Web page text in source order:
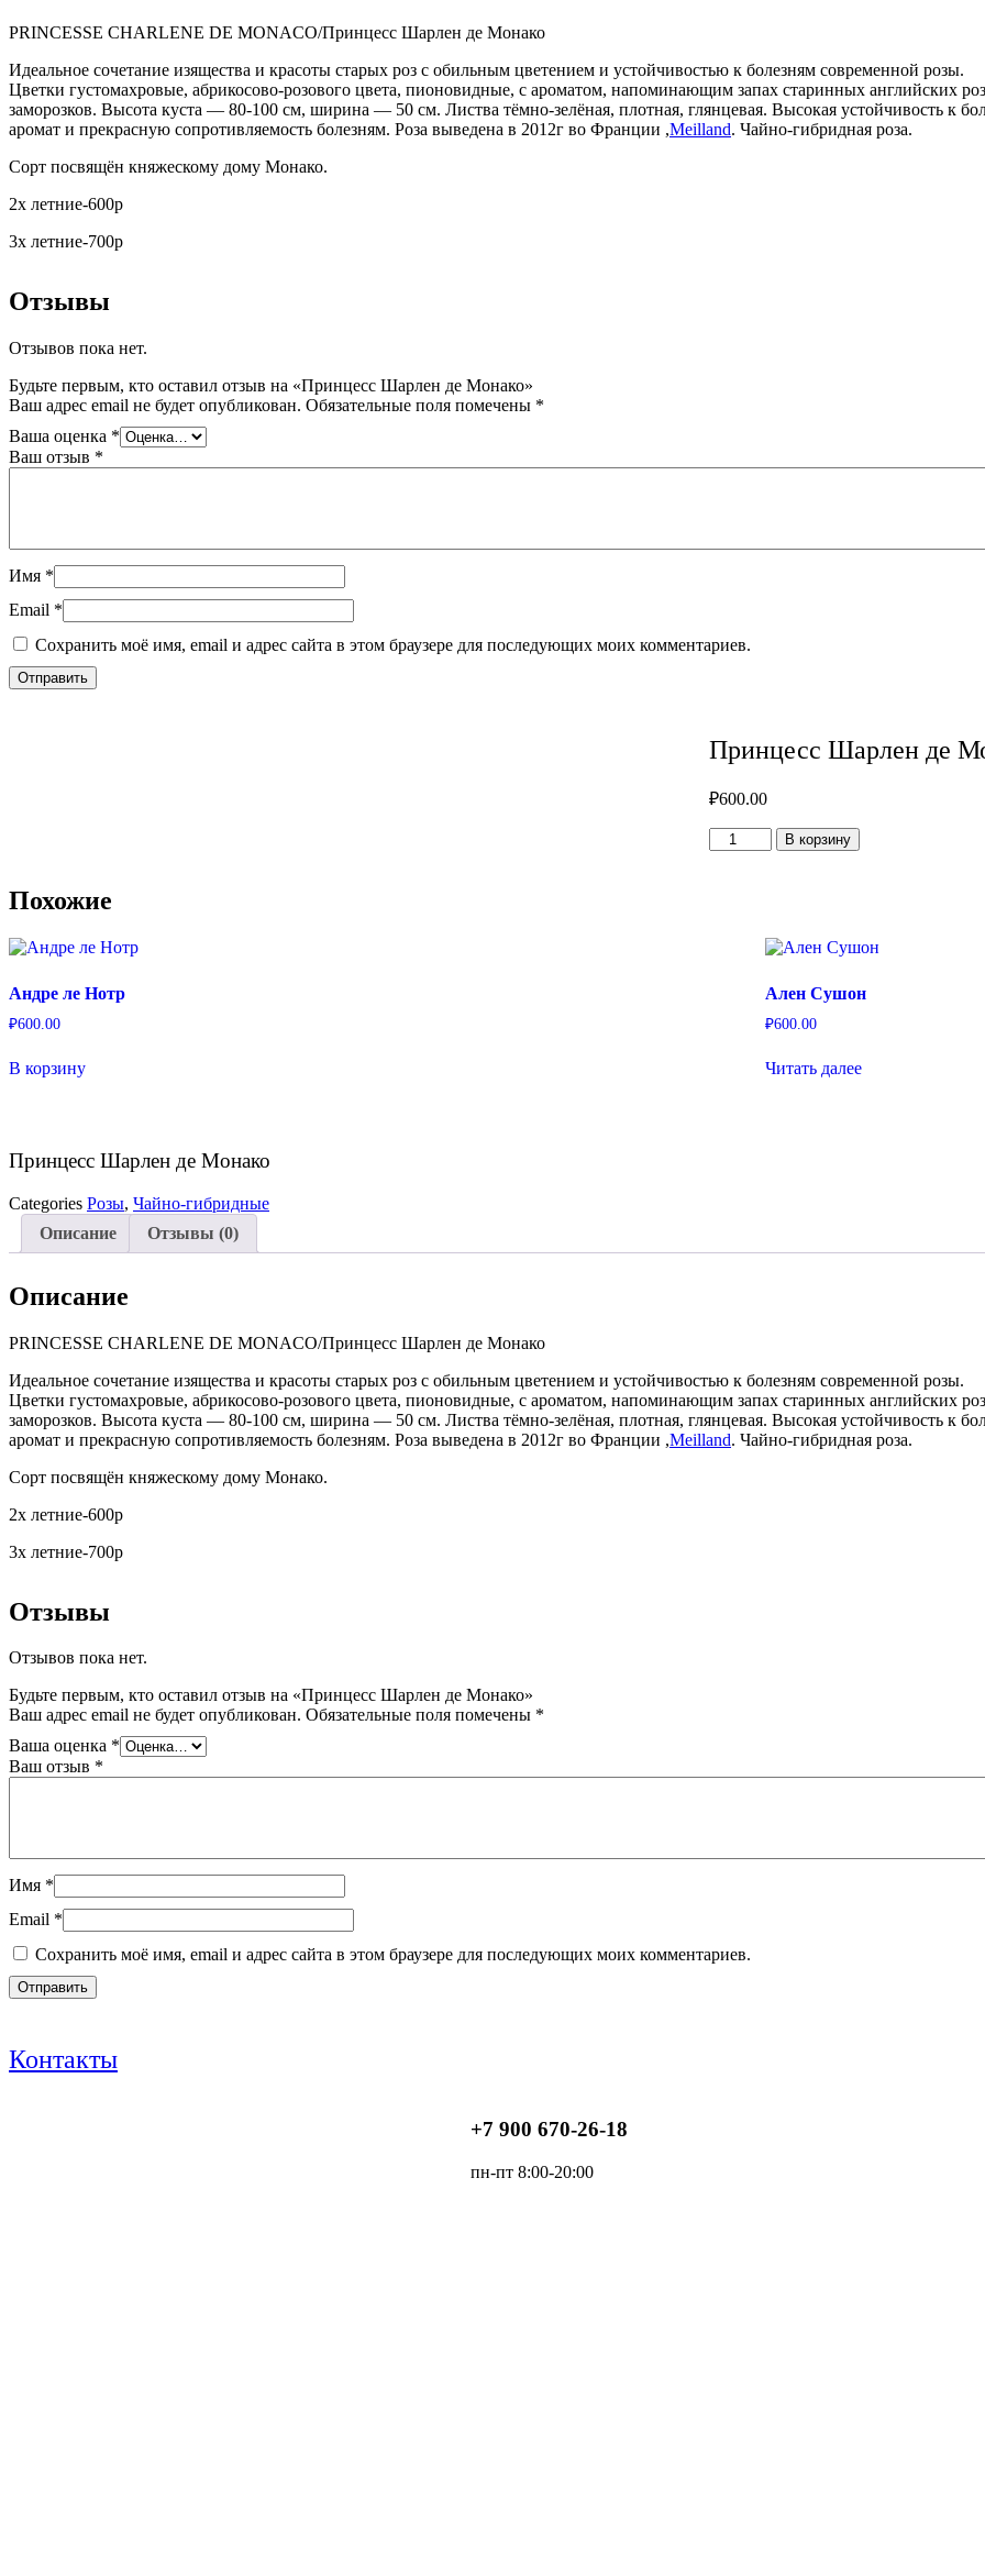
PRINCESSE CHARLENE DE MONACO/Принцесс Шарлен де Монако
Идеальное сочетание изящества и красоты старых роз с обильным цветением и устойчивостью к болезням современной розы.
Цветки густомахровые, абрикосово-розового цвета, пионовидные, с ароматом, напоминающим запах старинных английских
заморозков. Высота куста — 80-100 см, ширина — 50 см. Листва тёмно-зелёная, плотная, глянцевая. Высокая устойчивость к
аромат и прекрасную сопротивляемость болезням. Роза выведена в 2012г во Франции ,Meilland. Чайно-гибридная роза.
Сорт посвящён княжескому дому Монако.
2х летние-600р
3х летние-700р
Отзывы
Отзывов пока нет.
Будьте первым, кто оставил отзыв на «Принцесс Шарлен де Монако»
Ваш адрес email не будет опубликован. Обязательные поля помечены *
Ваша оценка *
Ваш отзыв *
Имя *
Email *
Сохранить моё имя, email и адрес сайта в этом браузере для последующих моих комментариев.
Принцесс Шарлен де
₽600.00
Количество
товара
Монако
В корзину
Похожие
Андре ле Нотр
₽600.00
В корзину
Ален Сушон
₽600.00
Читать далее
Принцесс Шарлен де Монако
Categories Розы, Чайно-гибридные
Описание
Отзывы (0)
Описание
PRINCESSE CHARLENE DE MONACO/Принцесс Шарлен де Монако
Идеальное сочетание изящества и красоты старых роз с обильным цветением и устойчивостью к болезням современной розы.
Цветки густомахровые, абрикосово-розового цвета, пионовидные, с ароматом, напоминающим запах старинных английских
заморозков. Высота куста — 80-100 см, ширина — 50 см. Листва тёмно-зелёная, плотная, глянцевая. Высокая устойчивость к
аромат и прекрасную сопротивляемость болезням. Роза выведена в 2012г во Франции ,Meilland. Чайно-гибридная роза.
Сорт посвящён княжескому дому Монако.
2х летние-600р
3х летние-700р
Отзывы
Отзывов пока нет.
Будьте первым, кто оставил отзыв на «Принцесс Шарлен де Монако»
Ваш адрес email не будет опубликован. Обязательные поля помечены *
Ваша оценка *
Ваш отзыв *
Имя *
Email *
Сохранить моё имя, email и адрес сайта в этом браузере для последующих моих комментариев.
Контакты
+7 900 670-26-18
пн-пт 8:00-20:00